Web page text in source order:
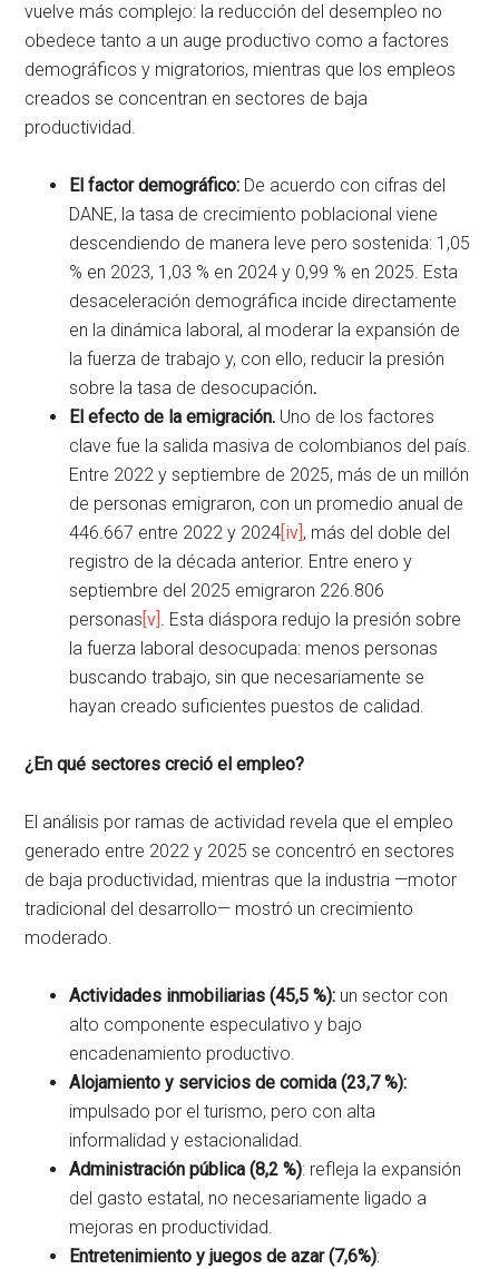
vuelve más complejo: la reducción del desempleo no
obedece tanto a un auge productivo como a factores
demográficos y migratorios, mientras que los empleos
creados se concentran en sectores de baja
productividad.
El factor demográfico: De acuerdo con cifras del
DANE, la tasa de crecimiento poblacional viene
descendiendo de manera leve pero sostenida: 1,05
% en 2023, 1,03 % en 2024 y 0,99 % en 2025. Esta
desaceleración demográfica incide directamente
en la dinámica laboral, al moderar la expansión de
la fuerza de trabajo y, con ello, reducir la presión
sobre la tasa de desocupación.
El efecto de la emigración. Uno de los factores
clave fue la salida masiva de colombianos del país.
Entre 2022 y septiembre de 2025, más de un millón
de personas emigraron, con un promedio anual de
446.667 entre 2022 y 2024 [iv] , más del doble del
registro de la década anterior. Entre enero y
septiembre del 2025 emigraron 226.806
personas [v] . Esta diáspora redujo la presión sobre
la fuerza laboral desocupada: menos personas
buscando trabajo, sin que necesariamente se
hayan creado suficientes puestos de calidad.
¿En qué sectores creció el empleo?
El análisis por ramas de actividad revela que el empleo
generado entre 2022 y 2025 se concentró en sectores
de baja productividad, mientras que la industria —motor
tradicional del desarrollo— mostró un crecimiento
moderado.
Actividades inmobiliarias (45,5 %): un sector con
alto componente especulativo y bajo
encadenamiento productivo.
Alojamiento y servicios de comida (23,7 %):
impulsado por el turismo, pero con alta
informalidad y estacionalidad.
Administración pública (8,2 %): refleja la expansión
del gasto estatal, no necesariamente ligado a
mejoras en productividad.
Entretenimiento y juegos de azar (7,6%):